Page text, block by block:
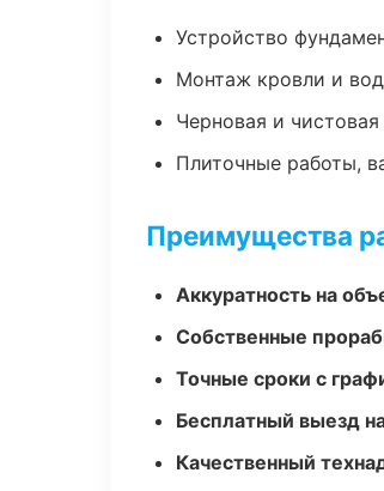
Устройство
Монтаж кровли и
Черновая и чистовая
Плиточные работы,
Преимущества
Аккуратность на
Собственные
Точные сроки с
Бесплатный выезд
Качественный